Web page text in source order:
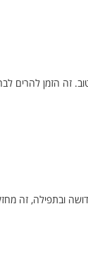
זה הזמן להרים
ובתפילה, זה